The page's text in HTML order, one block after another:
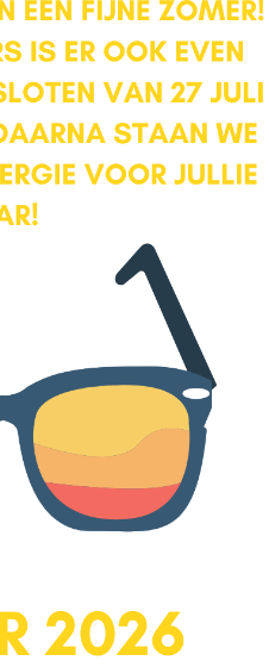
wat voor veel lichtinval
over een vaste kast. De
Hier vind je een grote
De derde slaapkamer is ca. 5
toilet en wastafel. Hier is
ruimte. De badkamer kent een
zwart-stalen douchewand. De
sfeer aan de ruimte.
van de gezellige binnenstad
De wijk Kruiskamp heeft
en gemoderniseerd en
om te wonen. En dat
toren loop je zo de binnenstad
kent een vereniging. Voor een
lid en kun je onbeperkt gebruik